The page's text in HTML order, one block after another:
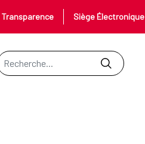
Siège Électronique
de recherche